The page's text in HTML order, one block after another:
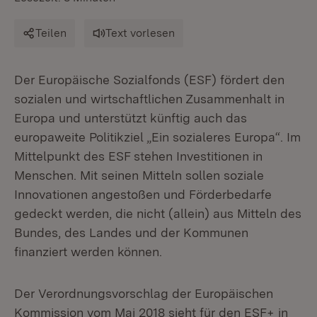
Teilen Text vorlesen
Der Europäische Sozialfonds (ESF) fördert den
sozialen und wirtschaftlichen Zusammenhalt in
Europa und unterstützt künftig auch das
europaweite Politikziel „Ein sozialeres Europa“. Im
Mittelpunkt des ESF stehen Investitionen in
Menschen. Mit seinen Mitteln sollen soziale
Innovationen angestoßen und Förderbedarfe
gedeckt werden, die nicht (allein) aus Mitteln des
Bundes, des Landes und der Kommunen
finanziert werden können.
Der Verordnungsvorschlag der Europäischen
Kommission vom Mai 2018 sieht für den ESF+ in